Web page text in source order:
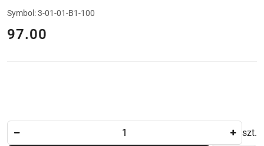
Symbol:3-01-01-B1-100
cena:
97.00
szt.